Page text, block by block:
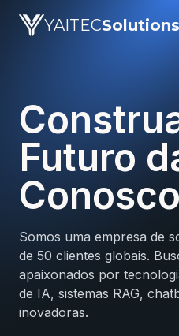
YAITECSolutions
Futuro
Conosco
Somos uma empresa de
de 50 clientes globais.
apaixonados por
de IA, sistemas RAG,
inovadoras.